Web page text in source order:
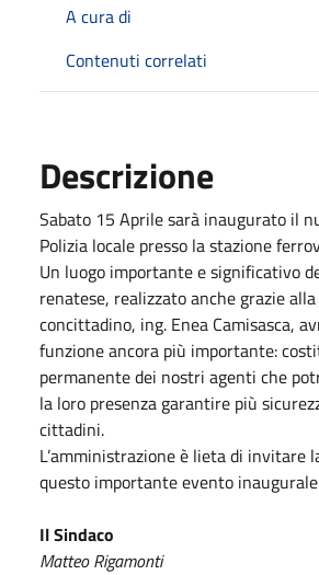
A cura di
Contenuti correlati
Descrizione
Sabato 15 Aprile sarà inaugurato il
Polizia locale presso la stazione
Un luogo importante e significativo
renatese, realizzato anche grazie
concittadino, ing. Enea Camisasca,
funzione ancora più importante:
permanente dei nostri agenti che
la loro presenza garantire più
cittadini.
L’amministrazione è lieta di invitare
questo importante evento
Il Sindaco
Matteo Rigamonti